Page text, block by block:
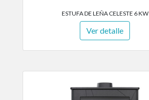
ESTUFA DE LEÑA CELESTE 6 KW
Ver detalle